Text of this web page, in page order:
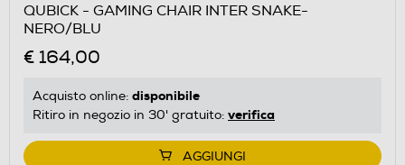
QUBICK - GAMING CHAIR INTER SNAKE-
NERO/BLU
€ 164,00
Acquisto online: disponibile
Ritiro in negozio in 30' gratuito: verifica
AGGIUNGI